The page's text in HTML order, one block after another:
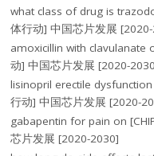
what class of drug is
体行动] 中国芯片发展
amoxicillin with clavulanate
动] 中国芯片发展 [2020-
lisinopril erectile dysfunction
行动] 中国芯片发展 [2020-
gabapentin for pain on
芯片发展 [2020-2030]